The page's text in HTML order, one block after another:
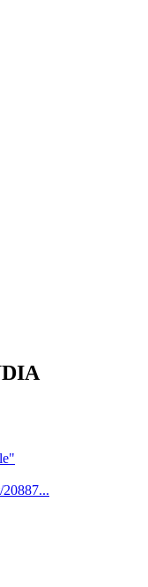
20887...